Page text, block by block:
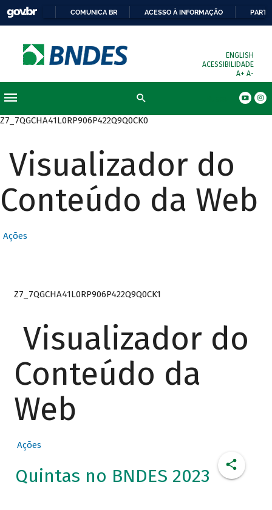
COMUNICA BR ACESSO À INFORMAÇÃO
ENGLISH
ACESSIBILIDADE
A+ A-
Z7_7QGCHA41L0RP906P422Q9Q0CK0
Visualizador do
Conteúdo da Web
Ações
Z7_7QGCHA41L0RP906P422Q9Q0CK1
Visualizador do
Conteúdo da
Web
Ações
Quintas no BNDES 2023